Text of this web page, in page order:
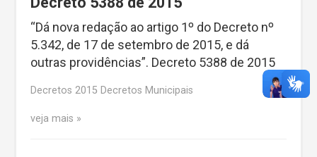
“Dá nova redação ao artigo 1º do Decreto nº
5.342, de 17 de setembro de 2015, e dá
outras providências”. Decreto 5388 de 2015
Decretos 2015 Decretos Municipais
veja mais